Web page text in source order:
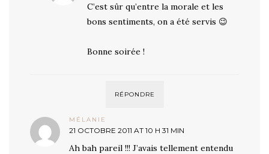
C’est sûr qu’entre la morale et les
bons sentiments, on a été servis 😉
Bonne soirée !
RÉPONDRE
MÉLANIE
21 OCTOBRE 2011 AT 10 H 31 MIN
Ah bah pareil !!! J’avais tellement entendu